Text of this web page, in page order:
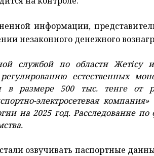
информации,
незаконного денежного
службой по области Жетісу
естественных
в размере 500 тыс. тенге от
электросетевая
на 2025 год. Расследование
озвучивать паспортные